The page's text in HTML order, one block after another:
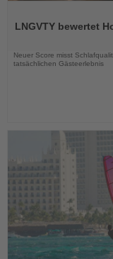
dieLNGVTY bewertet
Neuer Score misst
tatsächlichen Gästeerlebnis